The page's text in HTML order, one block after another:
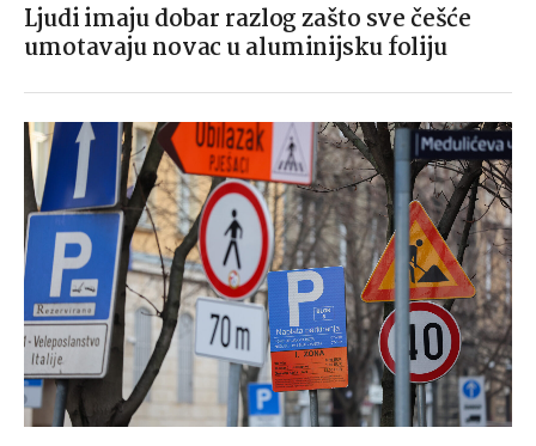
Ljudi imaju dobar razlog zašto sve češće
umotavaju novac u aluminijsku foliju